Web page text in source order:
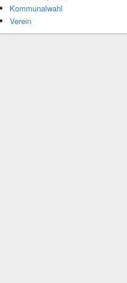
Kommunalwahl
Verein